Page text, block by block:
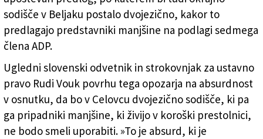
sodišče v Beljaku postalo dvojezično, kakor to
predlagajo predstavniki manjšine na podlagi sedmega
člena ADP.
Ugledni slovenski odvetnik in strokovnjak za ustavno
pravo Rudi Vouk povrhu tega opozarja na absurdnost
v osnutku, da bo v Celovcu dvojezično sodišče, ki pa
ga pripadniki manjšine, ki živijo v koroški prestolnici,
ne bodo smeli uporabiti. »To je absurd, ki je